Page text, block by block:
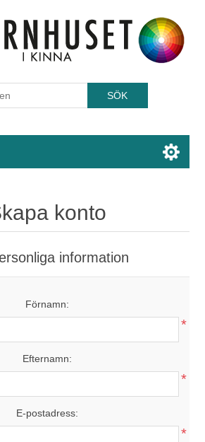
konto
information
Förnamn:
*
Efternamn:
*
E-postadress:
*